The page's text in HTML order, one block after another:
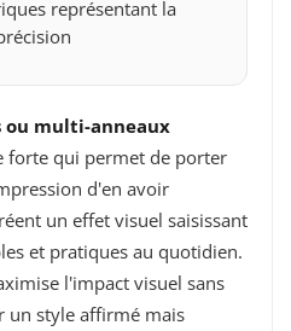
représentant la
ou multi-anneaux
forte qui permet de porter
d'en avoir
un effet visuel saisissant
et pratiques au quotidien.
l'impact visuel sans
style affirmé mais